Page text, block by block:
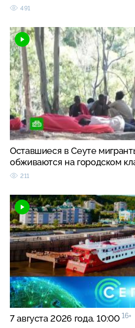
491
Оставшиеся в Сеуте
обживаются на городском
211
7 августа 2026 года. 10:00 16+